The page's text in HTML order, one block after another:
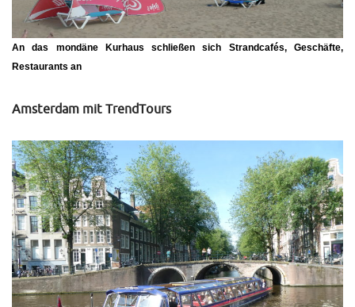
An das mondäne Kurhaus schließen sich Strandcafés, Geschäfte,
Restaurants an
Amsterdam mit TrendTours